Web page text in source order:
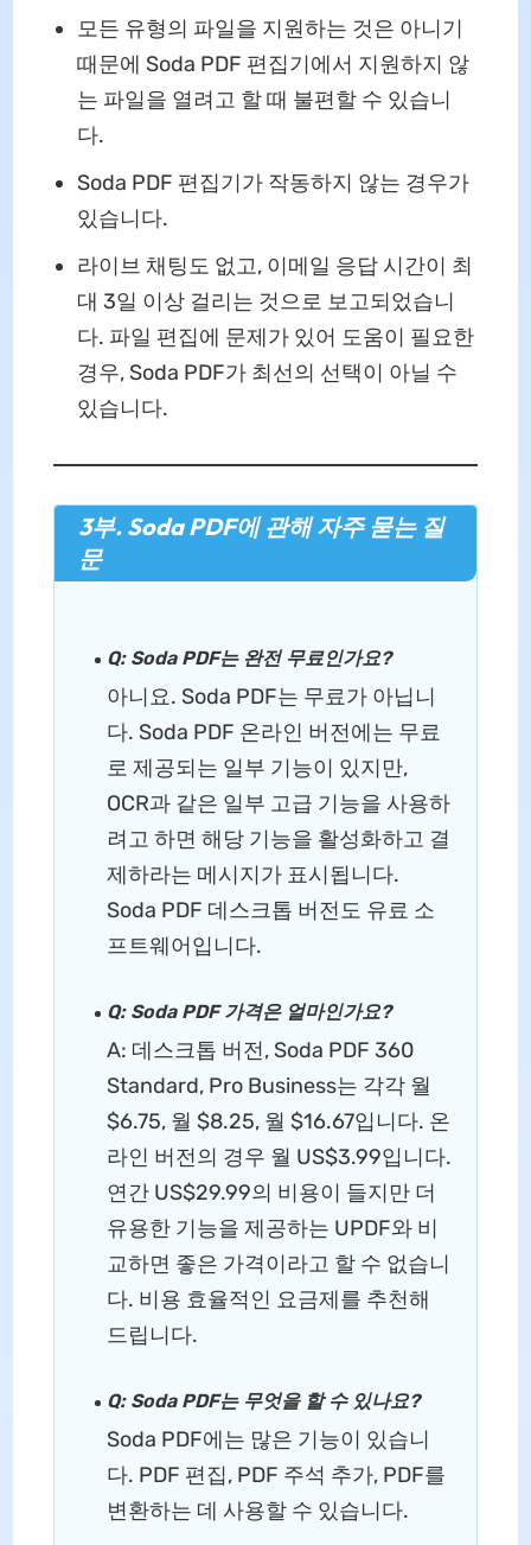
모든 유형의 파일을 지원하는 것은 아니기
때문에 Soda PDF 편집기에서 지원하지 않
는 파일을 열려고 할 때 불편할 수 있습니
다.
Soda PDF 편집기가 작동하지 않는 경우가
있습니다.
라이브 채팅도 없고, 이메일 응답 시간이 최
대 3일 이상 걸리는 것으로 보고되었습니
다. 파일 편집에 문제가 있어 도움이 필요한
경우, Soda PDF가 최선의 선택이 아닐 수
있습니다.
3부. Soda PDF에 관해 자주 묻는 질
문
Q: Soda PDF는 완전 무료인가요?
아니요. Soda PDF는 무료가 아닙니
다. Soda PDF 온라인 버전에는 무료
로 제공되는 일부 기능이 있지만,
OCR과 같은 일부 고급 기능을 사용하
려고 하면 해당 기능을 활성화하고 결
제하라는 메시지가 표시됩니다.
Soda PDF 데스크톱 버전도 유료 소
프트웨어입니다.
Q: Soda PDF 가격은 얼마인가요?
A: 데스크톱 버전, Soda PDF 360
Standard, Pro Business는 각각 월
$6.75, 월 $8.25, 월 $16.67입니다. 온
라인 버전의 경우 월 US$3.99입니다.
연간 US$29.99의 비용이 들지만 더
유용한 기능을 제공하는 UPDF와 비
교하면 좋은 가격이라고 할 수 없습니
다. 비용 효율적인 요금제를 추천해
드립니다.
Q: Soda PDF는 무엇을 할 수 있나요?
Soda PDF에는 많은 기능이 있습니
다. PDF 편집, PDF 주석 추가, PDF를
변환하는 데 사용할 수 있습니다.